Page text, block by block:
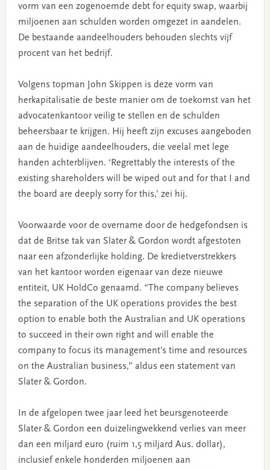
vorm van een zogenoemde debt for equity swap, waarbij
miljoenen aan schulden worden omgezet in aandelen.
De bestaande aandeelhouders behouden slechts vijf
procent van het bedrijf.
Volgens topman John Skippen is deze vorm van
herkapitalisatie de beste manier om de toekomst van het
advocatenkantoor veilig te stellen en de schulden
beheersbaar te krijgen. Hij heeft zijn excuses aangeboden
aan de huidige aandeelhouders, die veelal met lege
handen achterblijven. ‘Regrettably the interests of the
existing shareholders will be wiped out and for that I and
the board are deeply sorry for this,’ zei hij.
Voorwaarde voor de overname door de hedgefondsen is
dat de Britse tak van Slater & Gordon wordt afgestoten
naar een afzonderlijke holding. De kredietverstrekkers
van het kantoor worden eigenaar van deze nieuwe
entiteit, UK HoldCo genaamd. “The company believes
the separation of the UK operations provides the best
option to enable both the Australian and UK operations
to succeed in their own right and will enable the
company to focus its management’s time and resources
on the Australian business,” aldus een statement van
Slater & Gordon.
In de afgelopen twee jaar leed het beursgenoteerde
Slater & Gordon een duizelingwekkend verlies van meer
dan een miljard euro (ruim 1,5 miljard Aus. dollar),
inclusief enkele honderden miljoenen aan